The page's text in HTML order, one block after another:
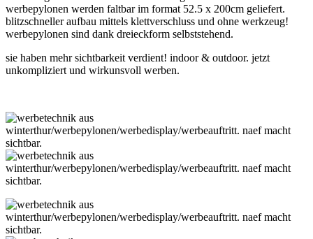
werbepylonen werden faltbar im format 52.5 x 200cm geliefert.
blitzschneller aufbau mittels klettverschluss und ohne werkzeug!
werbepylonen sind dank dreieckform selbststehend.
sie haben mehr sichtbarkeit verdient! indoor & outdoor. jetzt
unkompliziert und wirkunsvoll werben.